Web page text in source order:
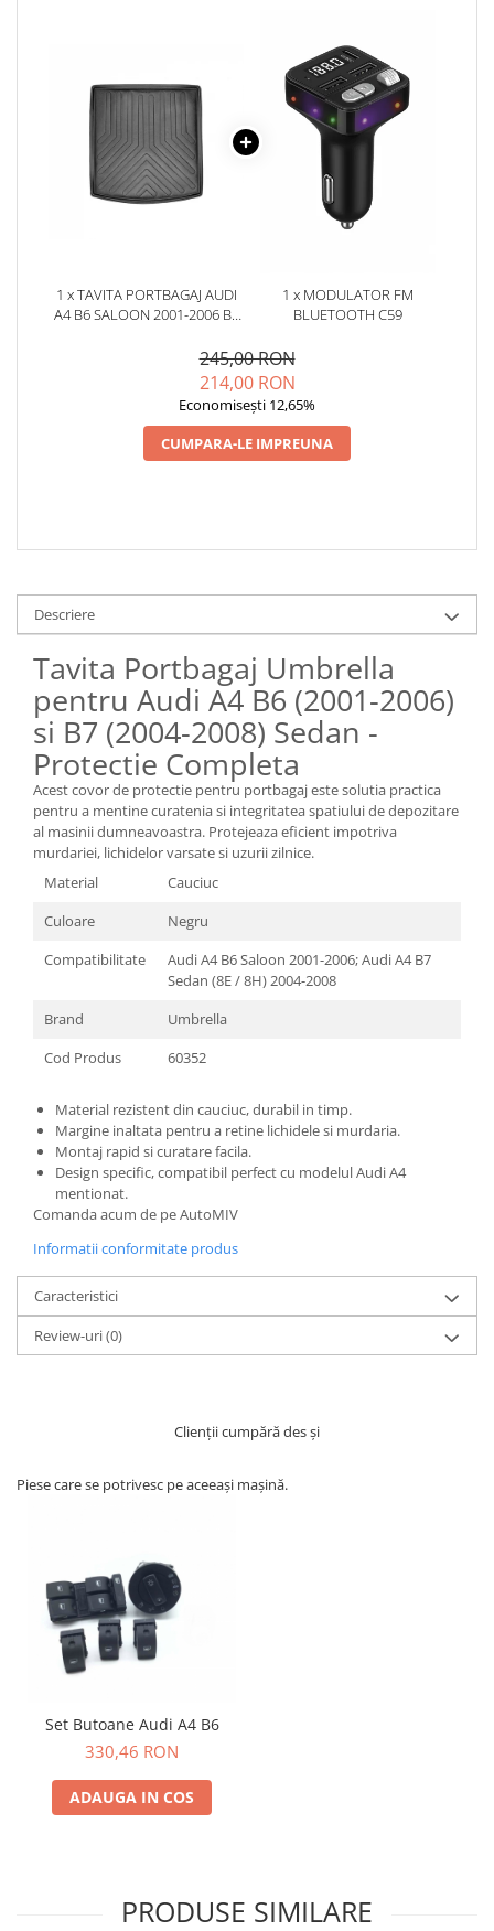
1 x TAVITA PORTBAGAJ AUDI
A4 B6 SALOON 2001-2006 B7
1 x MODULATOR FM
BLUETOOTH C59
245,00 RON
214,00 RON
Economisești 12,65%
CUMPARA-LE IMPREUNA
Descriere
Tavita Portbagaj Umbrella
pentru Audi A4 B6 (2001-2006)
si B7 (2004-2008) Sedan -
Protectie Completa
Acest covor de protectie pentru portbagaj este solutia practica
pentru a mentine curatenia si integritatea spatiului de depozitare
al masinii dumneavoastra. Protejeaza eficient impotriva
murdariei, lichidelor varsate si uzurii zilnice.
Material
Cauciuc
Culoare
Negru
Compatibilitate
Audi A4 B6 Saloon 2001-2006; Audi A4 B7
Sedan (8E / 8H) 2004-2008
Brand
Umbrella
Cod Produs
60352
Material rezistent din cauciuc, durabil in timp.
Margine inaltata pentru a retine lichidele si murdaria.
Montaj rapid si curatare facila.
Design specific, compatibil perfect cu modelul Audi A4
mentionat.
Comanda acum de pe AutoMIV
Informatii conformitate produs
Caracteristici
Review-uri(0)
Clienții cumpără des și
Piese care se potrivesc pe aceeași mașină.
Set Butoane Audi A4 B6
330,46 RON
ADAUGA IN COS
PRODUSE SIMILARE